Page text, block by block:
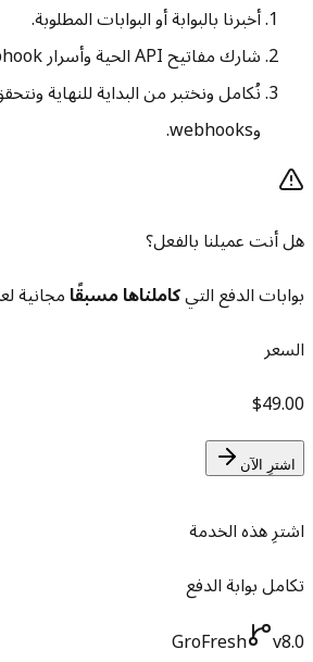
أخبرنا بالبوابة أو البوابات المطلوبة.
شارك مفاتيح API الحية وأسرار webhook بأمان.
نُكامل ونختبر من البداية للنهاية
وwebhooks.
هل أنت عميلنا بالفعل؟
بوابات الدفع التيكاملناها مسبقًامجانية
السعر
$49.00
اشترِ الآن
اشترِ هذه الخدمة
تكامل بوابة الدفع
GroFresh
v8.0